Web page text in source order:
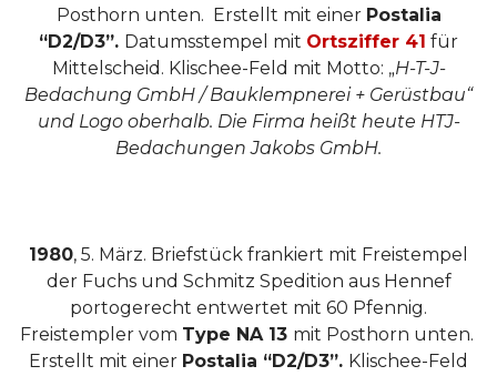
Posthorn unten. Erstellt mit einer Postalia
“D2/D3”. Datumsstempel mit Ortsziffer 41 für
Mittelscheid. Klischee-Feld mit Motto: „H-T-J-
Bedachung GmbH / Bauklempnerei + Gerüstbau“
und Logo oberhalb. Die Firma heißt heute HTJ-
Bedachungen Jakobs GmbH.
1980, 5. März. Briefstück frankiert mit Freistempel
der Fuchs und Schmitz Spedition aus Hennef
portogerecht entwertet mit 60 Pfennig.
Freistempler vom Type NA 13 mit Posthorn unten.
Erstellt mit einer Postalia “D2/D3”. Klischee-Feld